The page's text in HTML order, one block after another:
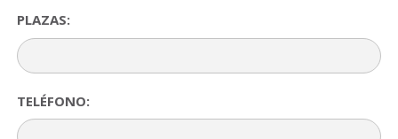
PLAZAS:
TELÉFONO: